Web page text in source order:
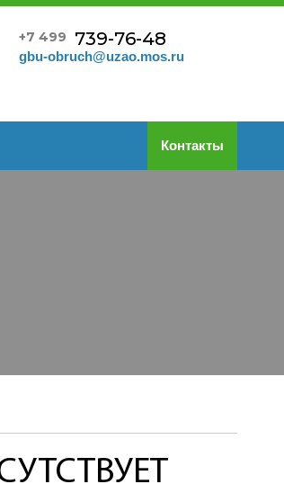
+7 499 739-76-48
gbu-obruch@uzao.mos.ru
Контакты